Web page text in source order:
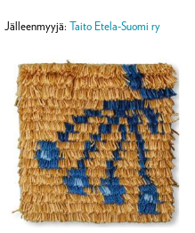
Jälleenmyyjä: Taito Etela-Suomi ry